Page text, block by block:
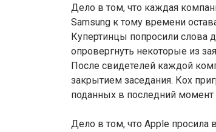
Дело в том, что каждая
Samsung к тому времени
Купертинцы попросили слова
опровергнуть некоторые из
После свидетелей каждой
закрытием заседания. Кох
поданных в последний момент
Дело в том, что Apple просила